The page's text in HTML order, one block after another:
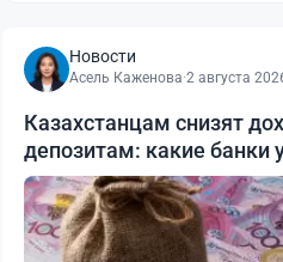
Новости
Асель Каженова·2 августа
Казахстанцам снизят
депозитам: какие банки